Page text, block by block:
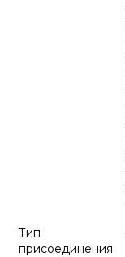
Тип
присоединения